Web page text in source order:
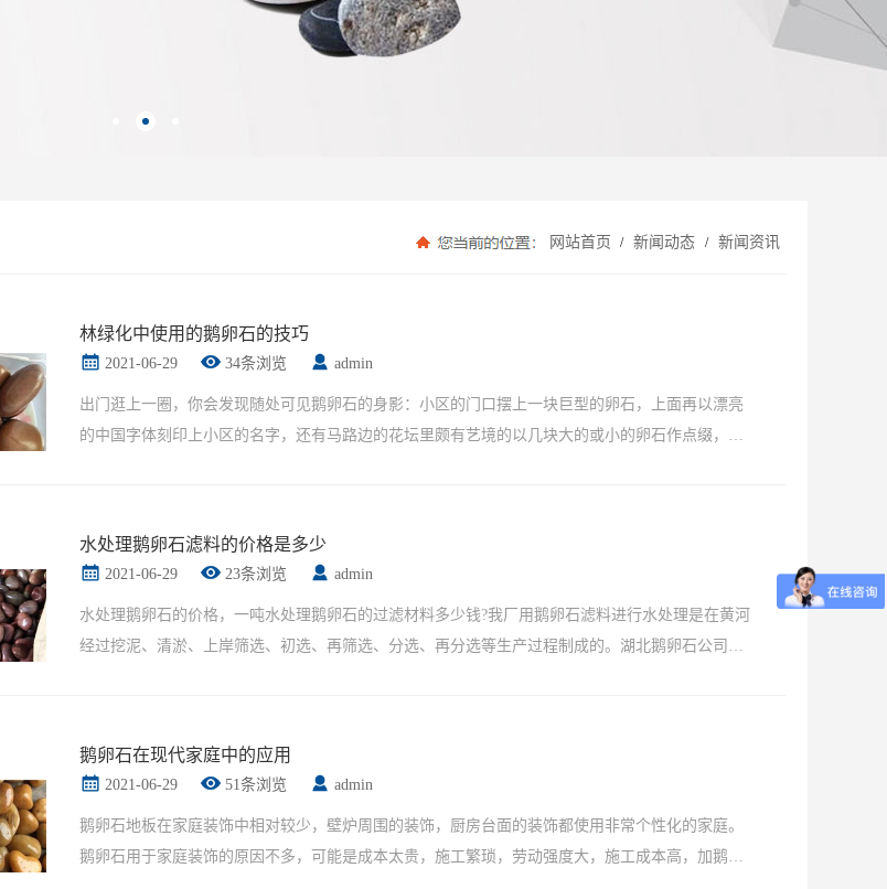
更多>>
2021-07-09
2021-06-29
网站首页 / 新闻动态 / 新闻资讯
林绿化中使用的鹅卵石的技巧
2021-06-29 34条浏览 admin
出门逛上一圈，你会发现随处可见鹅卵石的身影：小区的门口摆上一块巨型的卵石，上面再以漂亮
的中国字体刻印上小区的名字，还有马路边的花坛里颇有艺境的以几块大的或小的卵石作点缀，再
水处理鹅卵石滤料的价格是多少
2021-06-29 23条浏览 admin
水处理鹅卵石的价格，一吨水处理鹅卵石的过滤材料多少钱?我厂用鹅卵石滤料进行水处理是在黄河
经过挖泥、清淤、上岸筛选、初选、再筛选、分选、再分选等生产过程制成的。湖北鹅卵石公司生
鹅卵石在现代家庭中的应用
2021-06-29 51条浏览 admin
鹅卵石地板在家庭装饰中相对较少，壁炉周围的装饰，厨房台面的装饰都使用非常个性化的家庭。
鹅卵石用于家庭装饰的原因不多，可能是成本太贵，施工繁琐，劳动强度大，施工成本高，加鹅卵